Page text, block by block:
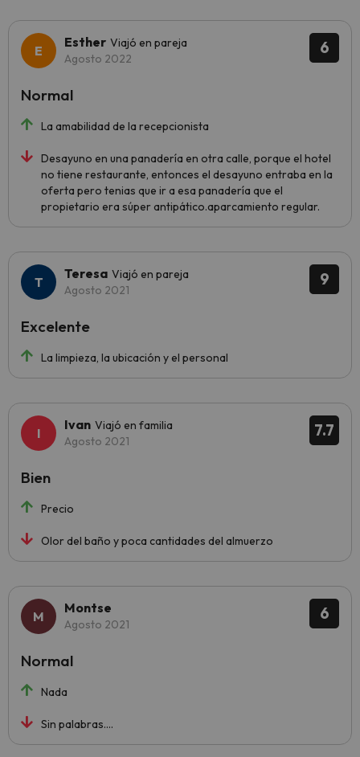
6
Esther Viajó en pareja
Agosto 2022
La amabilidad de la recepcionista
Desayuno en una panadería en otra calle, porque el hotel
no tiene restaurante, entonces el desayuno entraba en la
oferta pero tenias que ir a esa panadería que el
propietario era súper antipático.aparcamiento regular.
Normal
9
Teresa Viajó en pareja
Agosto 2021
La limpieza, la ubicación y el personal
Excelente
7.7
Ivan Viajó en familia
Agosto 2021
Precio
Olor del baño y poca cantidades del almuerzo
Bien
6
Montse
Agosto 2021
Nada
Sin palabras....
Normal